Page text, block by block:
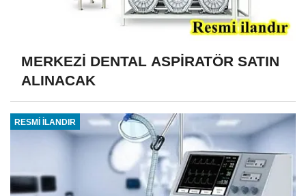
MERKEZİ DENTAL ASPİRATÖR SATIN
ALINACAK
RESMİ İLANDIR